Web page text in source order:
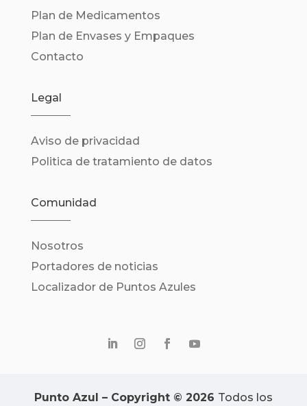
Plan de Medicamentos
Plan de Envases y Empaques
Contacto
Legal
Aviso de privacidad
Politica de tratamiento de datos
Comunidad
Nosotros
Portadores de noticias
Localizador de Puntos Azules
Punto Azul – Copyright © 2026 Todos los